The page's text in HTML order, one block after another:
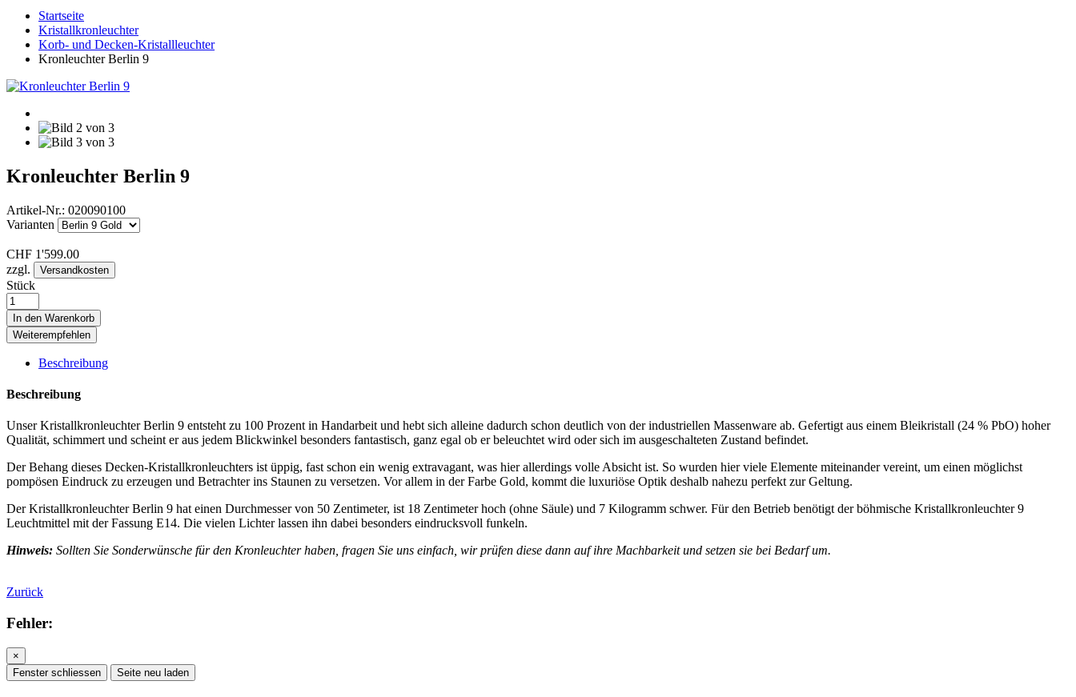
Startseite
Kristallkronleuchter
Korb- und Decken-Kristallleuchter
Kronleuchter Berlin 9
Kronleuchter Berlin 9
Artikel-Nr.: 020090100
Varianten
CHF 1'599.00
zzgl.
Versandkosten
Stück
In den Warenkorb
Weiterempfehlen
Beschreibung
Beschreibung
Unser Kristallkronleuchter Berlin 9 entsteht zu 100 Prozent in Handarbeit und hebt sich alleine dadurch schon deutlich von der industriellen Massenware ab. Gefertigt aus einem Bleikristall (24 % PbO) hoher
Qualität, schimmert und scheint er aus jedem Blickwinkel besonders fantastisch, ganz egal ob er beleuchtet wird oder sich im ausgeschalteten Zustand befindet.
Der Behang dieses Decken-Kristallkronleuchters ist üppig, fast schon ein wenig extravagant, was hier allerdings volle Absicht ist. So wurden hier viele Elemente miteinander vereint, um einen möglichst
pompösen Eindruck zu erzeugen und Betrachter ins Staunen zu versetzen. Vor allem in der Farbe Gold, kommt die luxuriöse Optik deshalb nahezu perfekt zur Geltung.
Der Kristallkronleuchter Berlin 9 hat einen Durchmesser von 50 Zentimeter, ist 18 Zentimeter hoch (ohne Säule) und 7 Kilogramm schwer. Für den Betrieb benötigt der böhmische Kristallkronleuchter 9
Leuchtmittel mit der Fassung E14. Die vielen Lichter lassen ihn dabei besonders eindrucksvoll funkeln.
Hinweis: Sollten Sie Sonderwünsche für den Kronleuchter haben, fragen Sie uns einfach, wir prüfen diese dann auf ihre Machbarkeit und setzen sie bei Bedarf um.
Zurück
Fehler:
×
Fenster schliessen
Seite neu laden